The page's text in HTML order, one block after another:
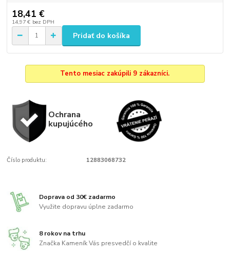
18,41 €
14,97 € bez DPH
Pridať do košíka
Tento mesiac zakúpili 9 zákazníci.
Ochrana
kupujúcého
Číslo produktu: 12883068732
Doprava od 30€ zadarmo
Využite dopravu úplne zadarmo
8 rokov na trhu
Značka Kameník Vás presvedčí o kvalite